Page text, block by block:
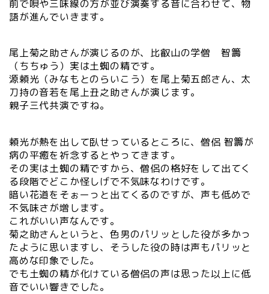
前で唄や三味線の方が並び演奏する音に合わせて、物
語が進んでいきます。
尾上菊之助さんが演じるのが、比叡山の学僧 智籌
（ちちゅう）実は土蜘の精です。
源頼光（みなもとのらいこう）を尾上菊五郎さん、太
刀持の音若を尾上丑之助さんが演じます。
親子三代共演ですね。
頼光が熱を出して臥せっているところに、僧侶 智籌が
病の平癒を祈念するとやってきます。
その実は土蜘の精ですから、僧侶の格好をして出てく
る段階でどこか怪しげで不気味なわけです。
暗い花道をそぉーっと出てくるのですが、声も低めで
不気味さが増します。
これがいい声なんです。
菊之助さんというと、色男のパリッとした役が多かっ
たように思いますし、そうした役の時は声もパリッと
高めな印象でした。
でも土蜘の精が化けている僧侶の声は思った以上に低
音でいい響きでした。